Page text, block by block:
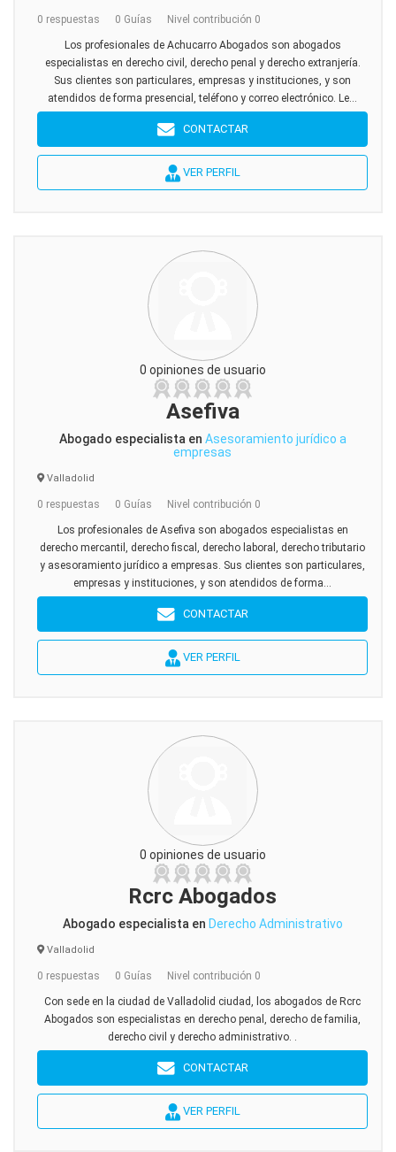
0 respuestas 0 Guías Nivel contribución 0
Los profesionales de Achucarro Abogados son abogados
especialistas en derecho civil, derecho penal y derecho extranjería.
Sus clientes son particulares, empresas y instituciones, y son
atendidos de forma presencial, teléfono y correo electrónico. Le...
CONTACTAR
VER PERFIL
0 opiniones de usuario
Asefiva
Abogado especialista en Asesoramiento jurídico a
empresas
Valladolid
0 respuestas 0 Guías Nivel contribución 0
Los profesionales de Asefiva son abogados especialistas en
derecho mercantil, derecho fiscal, derecho laboral, derecho tributario
y asesoramiento jurídico a empresas. Sus clientes son particulares,
empresas y instituciones, y son atendidos de forma...
CONTACTAR
VER PERFIL
0 opiniones de usuario
Rcrc Abogados
Abogado especialista en Derecho Administrativo
Valladolid
0 respuestas 0 Guías Nivel contribución 0
Con sede en la ciudad de Valladolid ciudad, los abogados de Rcrc
Abogados son especialistas en derecho penal, derecho de familia,
derecho civil y derecho administrativo. .
CONTACTAR
VER PERFIL